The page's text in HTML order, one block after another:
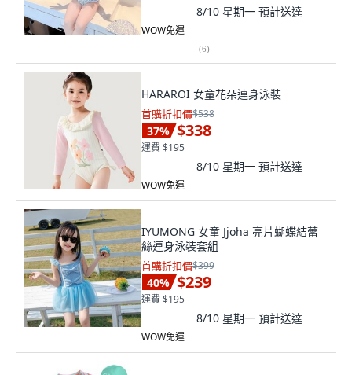
8/10 星期一 預計送達
WOW免運
(6)
HARAROI 女童花朵連身泳裝
首購折扣價$538
37% $338
運費 $195
8/10 星期一 預計送達
WOW免運
IYUMONG 女童 Jjoha 亮片蝴蝶結蕾
絲連身泳裝套組
首購折扣價$399
40% $239
運費 $195
8/10 星期一 預計送達
WOW免運